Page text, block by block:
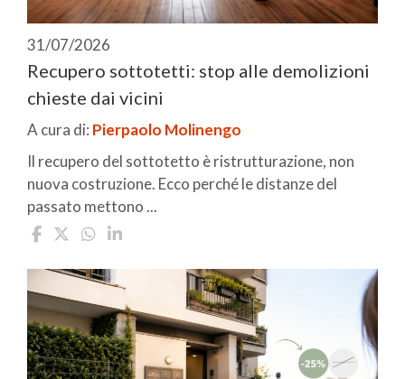
31/07/2026
Recupero sottotetti: stop alle demolizioni
chieste dai vicini
A cura di: Pierpaolo Molinengo
Il recupero del sottotetto è ristrutturazione, non
nuova costruzione. Ecco perché le distanze del
passato mettono ...